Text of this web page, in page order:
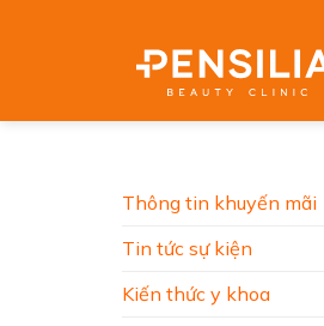
Thông tin khuyến mãi
Tin tức sự kiện
Kiến thức y khoa